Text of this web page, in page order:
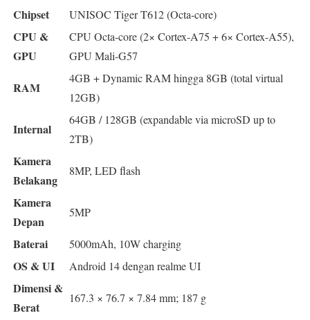
Chipset UNISOC Tiger T612 (Octa-core)
CPU &
GPU
CPU Octa-core (2× Cortex-A75 + 6× Cortex-A55),
GPU Mali-G57
RAM
4GB + Dynamic RAM hingga 8GB (total virtual
12GB)
Internal
64GB / 128GB (expandable via microSD up to
2TB)
Kamera
Belakang
8MP, LED flash
Kamera
Depan
5MP
Baterai 5000mAh, 10W charging
OS & UI Android 14 dengan realme UI
Dimensi &
Berat
167.3 × 76.7 × 7.84 mm; 187 g